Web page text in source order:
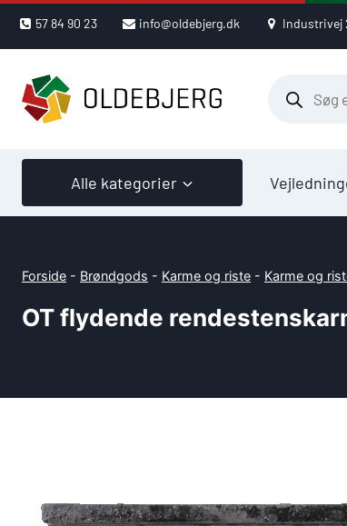
57 84 90 23 info@oldebjerg.dk Industrivej
search
Alle kategorier
Forside - Brøndgods - Karme og riste - Karme og
OT flydende